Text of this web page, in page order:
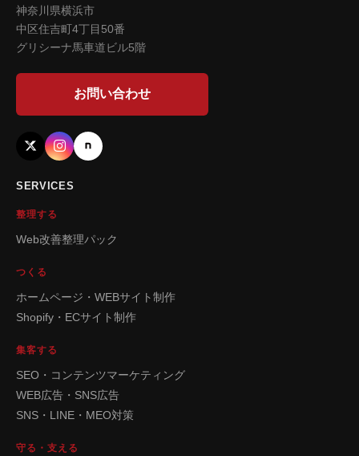
神奈川県横浜市
中区住吉町4丁目50番
グリシーナ馬車道ビル5階
お問い合わせ
SERVICES
整理する
Web改善整理パック
つくる
ホームページ・WEBサイト制作
Shopify・ECサイト制作
集客する
SEO・コンテンツマーケティング
WEB広告・SNS広告
SNS・LINE・MEO対策
守る・支える